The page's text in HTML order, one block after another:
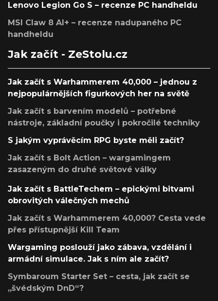
Lenovo Legion Go S – recenze PC handheldu
MSI Claw 8 AI+ – recenze nadupaného PC
handheldu
Jak začít - ZeStolu.cz
Jak začít s Warhammerem 40,000 – jednou z
nejpopulárnějších figurkových her na světě
Jak začít s barvením modelů – potřebné
nástroje, základní poučky i pokročilé techniky
S jakým vyprávěcím RPG byste měli začít?
Jak začít s Bolt Action – wargamingem
zasazeným do druhé světové války
Jak začít s BattleTechem – epickými bitvami
obrovitých válečných mechů
Jak začít s Warhammerem 40,000? Cesta vede
přes přístupnější Kill Team
Wargaming poslouží jako zábava, vzdělání i
armádní simulace. Jak s ním ale začít?
Symbaroum Starter Set – cesta, jak začít se
„švédským DnD“?